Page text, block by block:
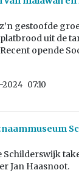
gestoofde
uit de
opende
2024 07:10
Jan Haasnoot.